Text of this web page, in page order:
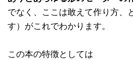
でなく、ここは敢えて作り方、
す）がこれでわかります。
この本の特徴としては